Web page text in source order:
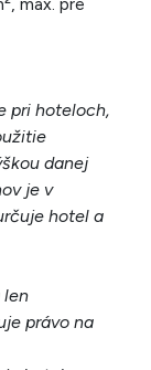
pri hoteloch,
danej
je v
hotel a
len
právo na